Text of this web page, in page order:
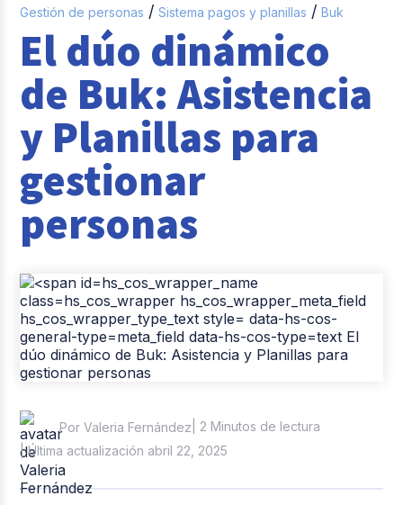
Sistema pagos y planillas
Entrevistas
Buk
Reclutamiento y selección de personal
Casos de éxito
Tendencias y Data
Pago de nómina
Reclutamiento y Selección
Gestión de personas /Sistema pagos y planillas /Buk
El dúo dinámico
de Buk: Asistencia
y Planillas para
gestionar
personas
Por Valeria Fernández | 2 Minutos de lectura
| Última actualización abril 22, 2025